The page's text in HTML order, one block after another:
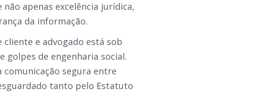
apenas excelência jurídica,
da informação.
e advogado está sob
golpes de engenharia social.
segura entre
tanto pelo Estatuto